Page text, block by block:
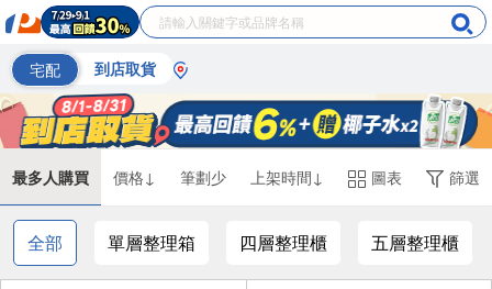
宅配 到店取貨
最多人購買 價格↓ 筆劃少 上架時間↓ 圖表 篩選
全部 單層整理箱 四層整理櫃 五層整理櫃